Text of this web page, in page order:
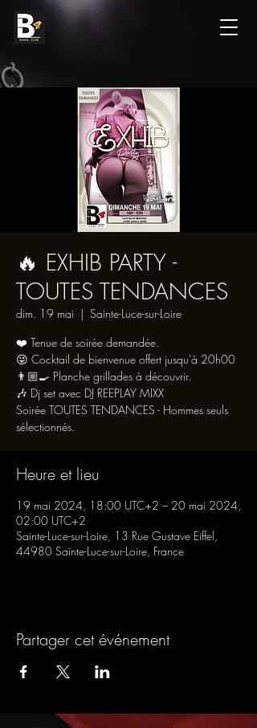
🔥 EXHIB PARTY -
TOUTES TENDANCES
dim. 19 mai
  |
Sainte-Luce-sur-Loire
❤️ Tenue de soirée demandée.
😜 Cocktail de bienvenue offert jusqu'à 20h00
👨🏼‍🍳 Planche grillades à découvrir.
🎶 Dj set avec DJ REEPLAY MIXX
Soirée TOUTES TENDANCES - Hommes seuls
sélectionnés.
Heure et lieu
19 mai 2024, 18:00 UTC+2 – 20 mai 2024,
02:00 UTC+2
Sainte-Luce-sur-Loire, 13 Rue Gustave Eiffel,
44980 Sainte-Luce-sur-Loire, France
Partager cet événement